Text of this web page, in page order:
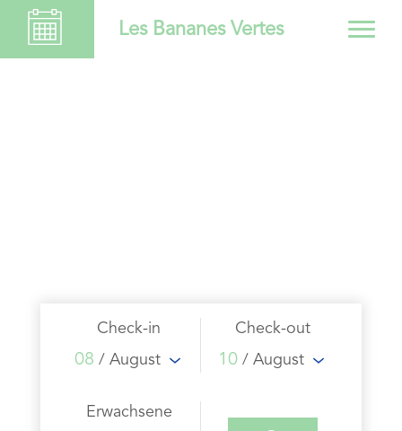
Les Bananes Vertes
Check-in
08 / August
Check-out
10 / August
Erwachsene